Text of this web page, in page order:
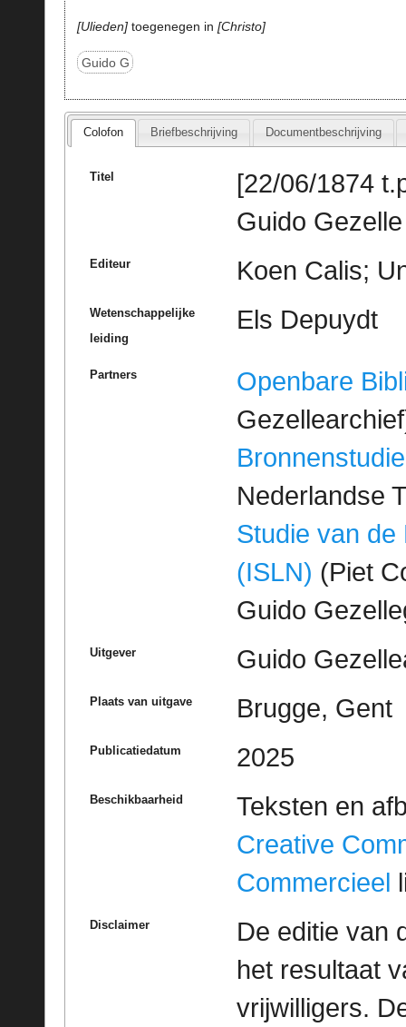
Ulieden toegenegen in Christo
Guido G
Colofon Briefbeschrijving Documentbeschrijving
Titel
[22/06/1874
Guido
Editeur Koen Calis;
Wetenschappelijke
leiding
Els Depuydt
Partners
Openbare
Bronnenstudie
Nederlandse
Studie van de
(ISLN) (Piet
Guido
Uitgever Guido
Plaats van uitgave Brugge, Gent
Publicatiedatum 2025
Beschikbaarheid
Teksten en
Creative
Commercieel
Disclaimer
De editie van
het resultaat
vrijwilligers.